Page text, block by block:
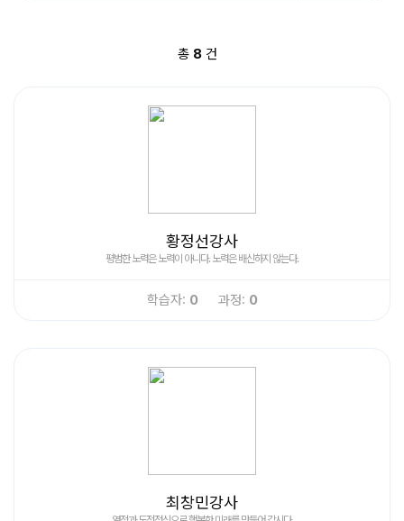
총 8 건
황정선강사
평범한 노력은 노력이 아니다. 노력은 배신하지 않는다.
학습자: 0 과정: 0
최창민강사